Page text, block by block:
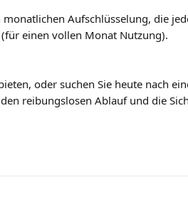
Aufschlüsselung, die
einen vollen Monat Nutzung).
oder suchen Sie heute nach
reibungslosen Ablauf und die